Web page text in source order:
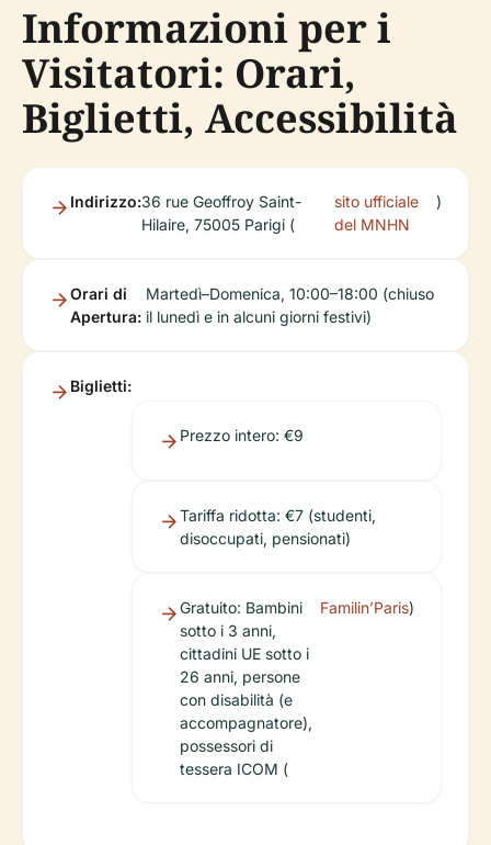
Informazioni per i
Visitatori: Orari,
Biglietti, Accessibilità
Indirizzo:36 rue Geoffroy Saint-
Hilaire, 75005 Parigi (
sito ufficiale
del MNHN
)
Orari di
Apertura:
Martedì–Domenica, 10:00–18:00 (chiuso
il lunedì e in alcuni giorni festivi)
Biglietti:
Prezzo intero: €9
Tariffa ridotta: €7 (studenti,
disoccupati, pensionati)
Gratuito: Bambini
sotto i 3 anni,
cittadini UE sotto i
26 anni, persone
con disabilità (e
accompagnatore),
possessori di
tessera ICOM (
Familin’Paris)